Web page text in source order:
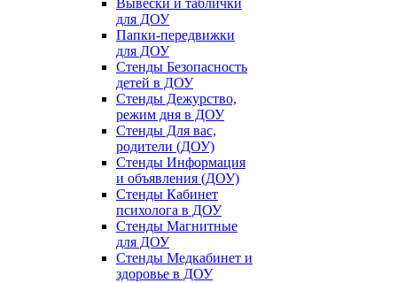
Вывески и таблички
для ДОУ
Папки-передвижки
для ДОУ
Стенды Безопасность
детей в ДОУ
Стенды Дежурство,
режим дня в ДОУ
Стенды Для вас,
родители (ДОУ)
Стенды Информация
и объявления (ДОУ)
Стенды Кабинет
психолога в ДОУ
Стенды Магнитные
для ДОУ
Стенды Медкабинет и
здоровье в ДОУ